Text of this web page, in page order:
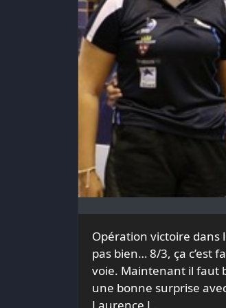
Opération victoire dans le derby alsacien réussie… malgré les balles en plastique que Vik ne gère
pas bien… 8/3, ça c’est
voie. Maintenant il faut
une bonne surprise
Laurence L.